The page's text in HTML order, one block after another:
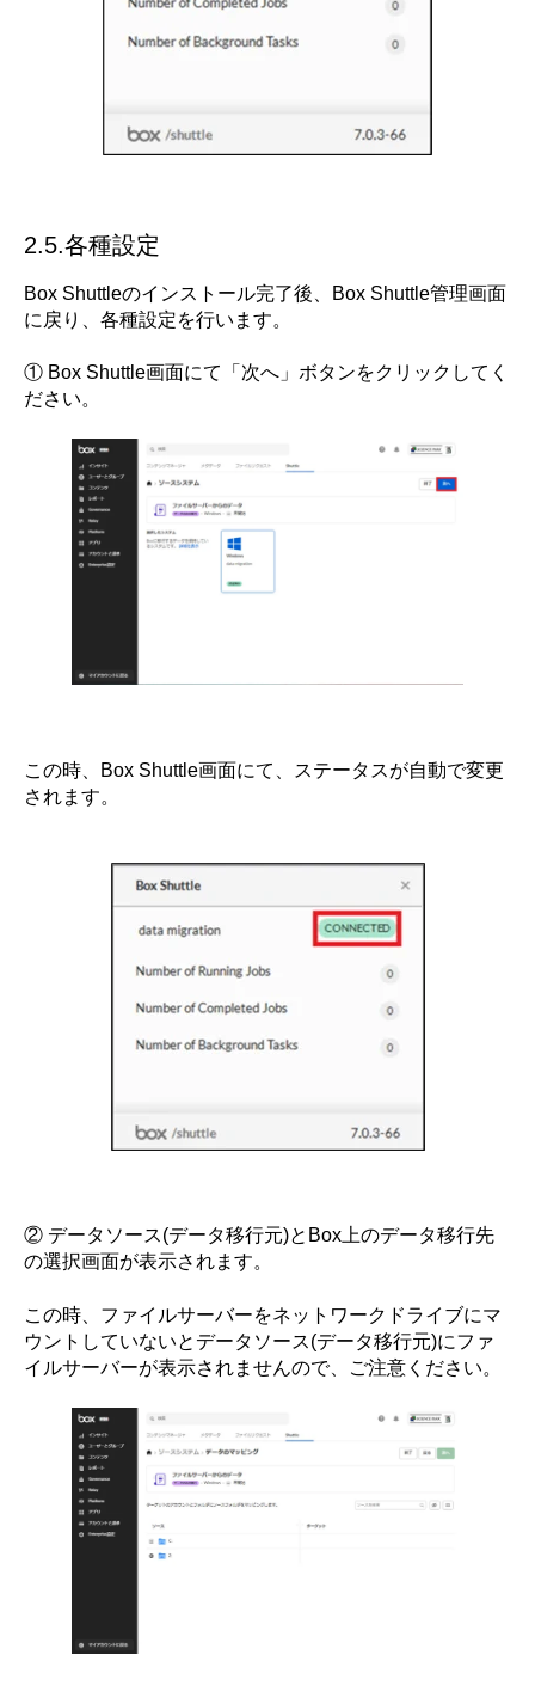
2.5.各種設定
Box Shuttleのインストール完了後、Box Shuttle管理画面
に戻り、各種設定を行います。
① Box Shuttle画面にて「次へ」ボタンをクリックしてく
ださい。
この時、Box Shuttle画面にて、ステータスが自動で変更
されます。
② データソース(データ移行元)とBox上のデータ移行先
の選択画面が表示されます。
この時、ファイルサーバーをネットワークドライブにマ
ウントしていないとデータソース(データ移行元)にファ
イルサーバーが表示されませんので、ご注意ください。